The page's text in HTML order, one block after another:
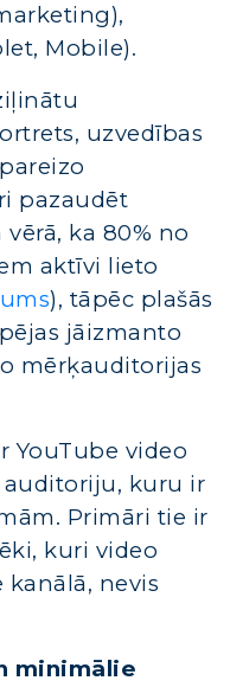
Mobile).
uzvedības
pazaudēt
ka 80% no
aktīvi lieto
), tāpēc plašās
jāizmanto
mērķauditorijas
YouTube video
auditoriju, kuru ir
Primāri tie ir
kuri video
kanālā, nevis
minimālie